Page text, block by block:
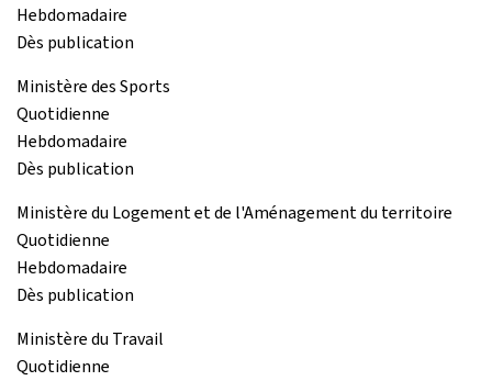
Hebdomadaire
Dès publication
Ministère des Sports
Quotidienne
Hebdomadaire
Dès publication
Ministère du Logement et de l'Aménagement du territoire
Quotidienne
Hebdomadaire
Dès publication
Ministère du Travail
Quotidienne